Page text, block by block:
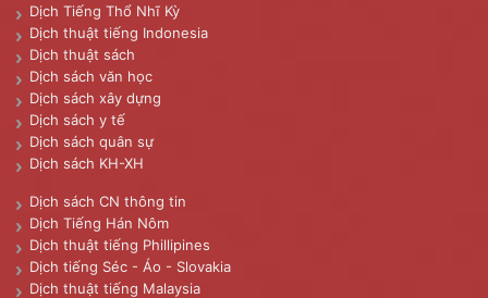
Dịch Tiếng Thổ Nhĩ Kỳ
Dịch thuật tiếng Indonesia
Dịch thuật sách
Dịch sách văn học
Dịch sách xây dựng
Dịch sách y tế
Dịch sách quân sự
Dịch sách KH-XH
Dịch sách CN thông tin
Dịch Tiếng Hán Nôm
Dịch thuật tiếng Phillipines
Dịch tiếng Séc - Áo - Slovakia
Dịch thuật tiếng Malaysia